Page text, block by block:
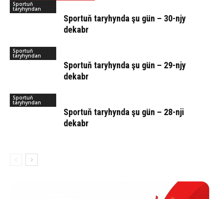
Sportuň
taryhyndan
Sportuň taryhynda şu gün – 30-njy
dekabr
Sportuň
taryhyndan
Sportuň taryhynda şu gün – 29-njy
dekabr
Sportuň
taryhyndan
Sportuň taryhynda şu gün – 28-nji
dekabr